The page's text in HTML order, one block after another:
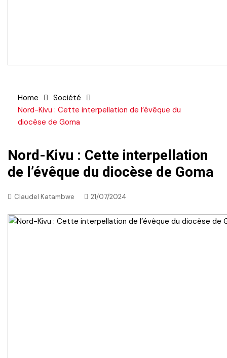
Home
Société
Nord-Kivu : Cette interpellation de l’évêque du
diocèse de Goma
Nord-Kivu : Cette interpellation
de l’évêque du diocèse de Goma
Claudel Katambwe 21/07/2024